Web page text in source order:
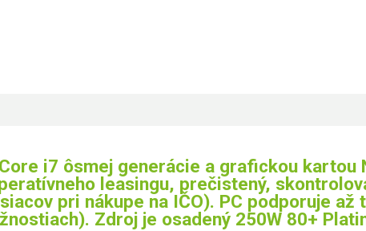
i7 ôsmej generácie a grafickou kartou
leasingu, prečistený,
pri nákupe na IČO). PC podporuje
Zdroj je osadený 250W 80+